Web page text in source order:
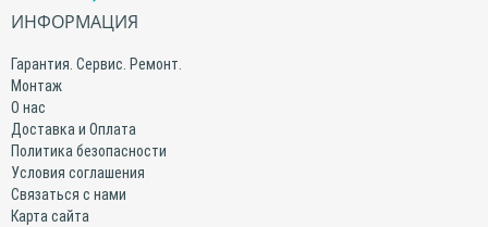
ИНФОРМАЦИЯ
Гарантия. Сервис. Ремонт.
Монтаж
О нас
Доставка и Оплата
Политика безопасности
Условия соглашения
Связаться с нами
Карта сайта